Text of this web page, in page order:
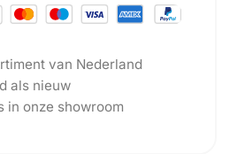
van Nederland
als nieuw
in onze showroom